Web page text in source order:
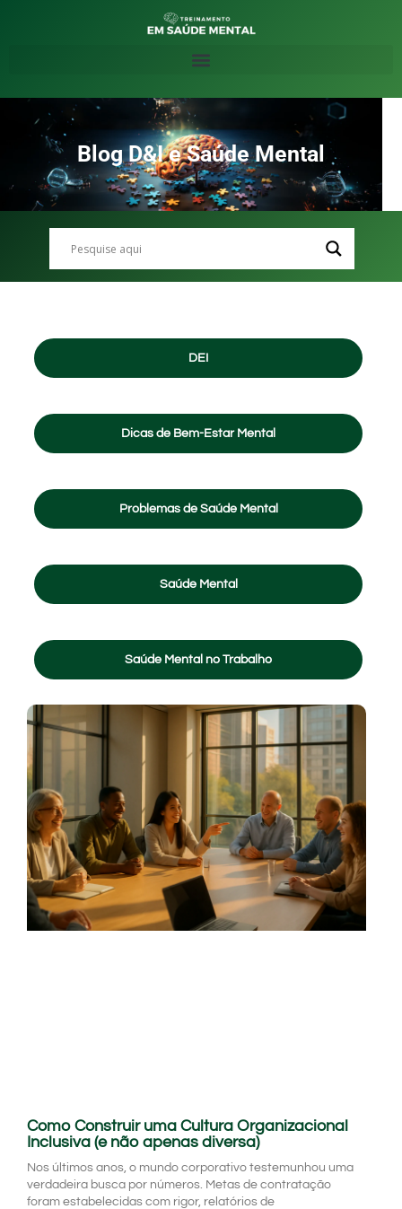
Blog D&I e Saúde Mental
DEI
Dicas de Bem-Estar Mental
Problemas de Saúde Mental
Saúde Mental
Saúde Mental no Trabalho
Como Construir uma Cultura Organizacional
Inclusiva (e não apenas diversa)
Nos últimos anos, o mundo corporativo testemunhou uma
verdadeira busca por números. Metas de contratação
foram estabelecidas com rigor, relatórios de